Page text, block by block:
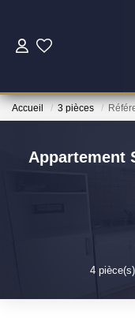
Accueil 3 pièces
Appartement
4 pièce(s)